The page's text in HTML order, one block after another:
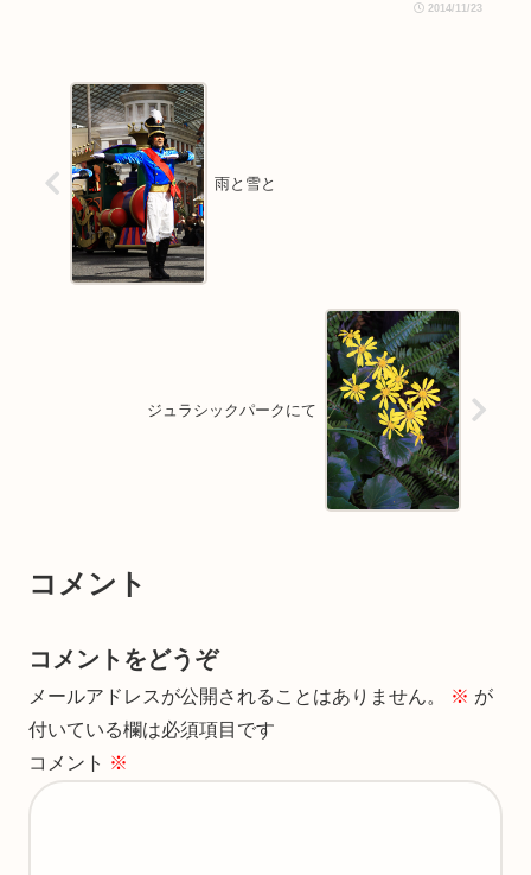
2014/11/23
雨と雪と
ジュラシックパークにて
コメント
コメントをどうぞ
メールアドレスが公開されることはありません。 ※ が
付いている欄は必須項目です
コメント ※